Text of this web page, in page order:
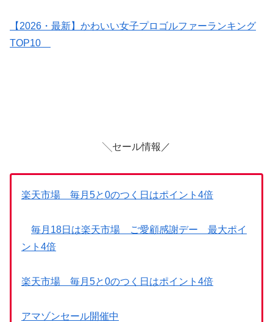
【2026・最新】かわいい女子プロゴルファーランキング
TOP10
╲セール情報／
楽天市場 毎月5と0のつく日はポイント4倍
毎月18日は楽天市場 ご愛顧感謝デー 最大ポイ
ント4倍
楽天市場 毎月5と0のつく日はポイント4倍
アマゾンセール開催中